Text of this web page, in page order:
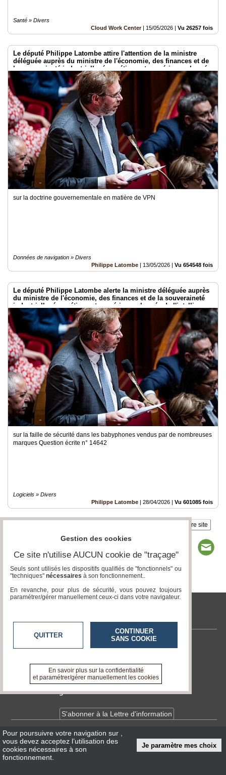
Santé » Divers
Cloud Work Center| 15/05/2026 | Vu 26257 fois
Le député Philippe Latombe attire l'attention de la ministre
déléguée auprès du ministre de l'économie, des finances et de
la souveraineté industrielle, énergétique et numérique, chargée
de l'intelligence artificielle et du numérique
sur la doctrine gouvernementale en matière de VPN
Données de navigation » Divers
Philippe Latombe | 13/05/2026 | Vu 654548 fois
Le député Philippe Latombe alerte la ministre déléguée auprès
du ministre de l'économie, des finances et de la souveraineté
industrielle, énergétique et numérique, chargée de l'intelligence
artificielle et du numérique
sur la faille de sécurité dans les babyphones vendus par de nombreuses
marques Question écrite n° 14642
Logiciels » Divers
Philippe Latombe | 28/04/2026 | Vu 601085 fois
Insérez sur votre site
www.acteurs-locaux.fr
Contactez-nous
A propos de www.acteurs-locaux.fr
Devenir délégué
S'abonner à la Lettre d'information
InfosCNIL/RGPD
Conditions Générales d'Utilisation
Pour poursuivre votre navigation sur
vous devez acceptez l’utilisation des
cookies nécessaires à son
fonctionnement.
Je paramètre mes choix
Gestion des cookies
Ce site n'utilise AUCUN cookie de "traçage"
Seuls sont utilisés les dispositifs qualifiés de "fonctionnels" ou
"techniques" nécessaires à son fonctionnement..
En revanche, pour plus de sécurité, vous pouvez toujours
paramétrer/gérer manuellement ceux-ci dans votre navigateur.
QUITTER
CONTINUER
SANS COOKIE
En savoir plus sur la confidentialité
et paramétrer/gérer manuellement les cookies